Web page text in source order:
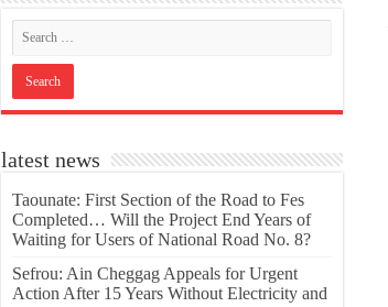
latest news
Taounate: First Section of the Road to Fes
Completed… Will the Project End Years of
Waiting for Users of National Road No. 8?
Sefrou: Ain Cheggag Appeals for Urgent
Action After 15 Years Without Electricity and